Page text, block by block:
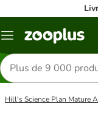
Menu
Rechercher
des
produits
Hill's Science Plan Mature